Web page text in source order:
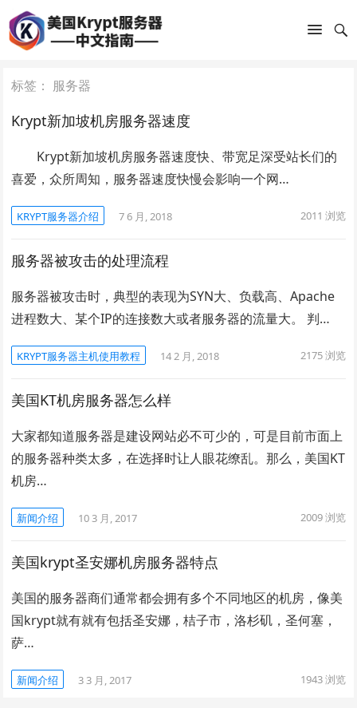
标签： 服务器
Krypt新加坡机房服务器速度
Krypt新加坡机房服务器速度快、带宽足深受站长们的
喜爱，众所周知，服务器速度快慢会影响一个网…
KRYPT服务器介绍 7 6 月, 2018 2011 浏览
服务器被攻击的处理流程
服务器被攻击时，典型的表现为SYN大、负载高、Apache
进程数大、某个IP的连接数大或者服务器的流量大。 判…
KRYPT服务器主机使用教程 14 2 月, 2018 2175浏览
美国KT机房服务器怎么样
大家都知道服务器是建设网站必不可少的，可是目前市面上
的服务器种类太多，在选择时让人眼花缭乱。那么，美国KT
机房…
新闻介绍 10 3 月, 2017 2009浏览
美国krypt圣安娜机房服务器特点
美国的服务器商们通常都会拥有多个不同地区的机房，像美
国krypt就有就有包括圣安娜，桔子市，洛杉矶，圣何塞，
萨…
新闻介绍 3 3 月, 2017 1943浏览